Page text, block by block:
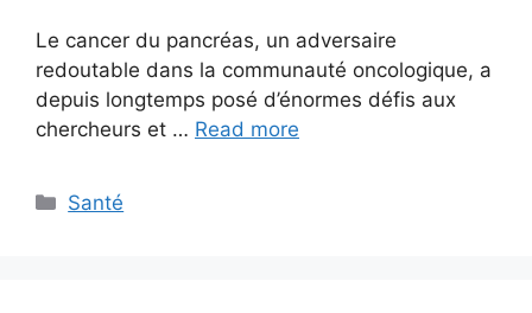
Le cancer du pancréas, un adversaire
redoutable dans la communauté oncologique, a
depuis longtemps posé d’énormes défis aux
chercheurs et … Read more
Categories
Santé